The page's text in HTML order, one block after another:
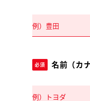
必須 名前（カナ